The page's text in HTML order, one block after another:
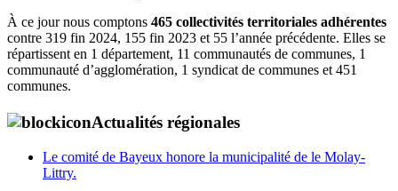
À ce jour nous comptons 465 collectivités territoriales adhérentes
contre 319 fin 2024, 155 fin 2023 et 55 l’année précédente. Elles se
répartissent en 1 département, 11 communautés de communes, 1
communauté d’agglomération, 1 syndicat de communes et 451
communes.
Actualités régionales
Le comité de Bayeux honore la municipalité de le Molay-
Littry.